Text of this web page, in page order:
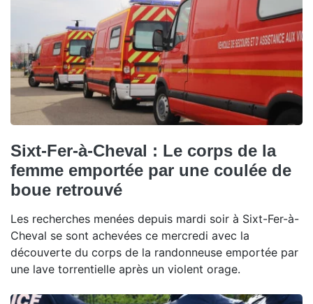
Sixt-Fer-à-Cheval : Le corps de la
femme emportée par une coulée de
boue retrouvé
Les recherches menées depuis mardi soir à Sixt-Fer-à-
Cheval se sont achevées ce mercredi avec la
découverte du corps de la randonneuse emportée par
une lave torrentielle après un violent orage.